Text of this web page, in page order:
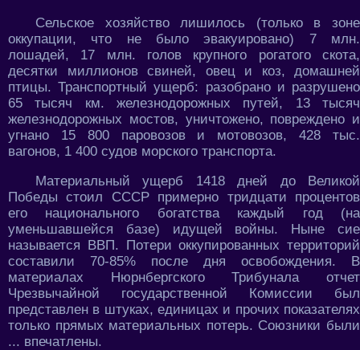
Сельское хозяйство лишилось (только в зоне
оккупации, что не было эвакуировано) 7 млн.
лошадей, 17 млн. голов крупного рогатого скота,
десятки миллионов свиней, овец и коз, домашней
птицы. Транспортный ущерб: разобрано и разрушено
65 тысяч км. железнодорожных путей, 13 тысяч
железнодорожных мостов, уничтожено, повреждено и
угнано 15 800 паровозов и мотовозов, 428 тыс.
вагонов, 1 400 судов морского транспорта.
Материальный ущерб 1418 дней до Великой
Победы стоил СССР примерно тридцати процентов
его национального богатства каждый год (на
уменьшавшейся базе) идущей войны. Ныне сие
называется ВВП. Потери оккупированных территорий
составили 70-85% после дня освобождения. В
материалах Нюрнбергского Трибунала отчет
Чрезвычайной государственной Комиссии был
представлен в штуках, единицах и прочих показателях
только прямых материальных потерь. Союзники были
... впечатлены.